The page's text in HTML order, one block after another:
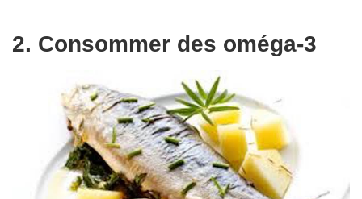
2. Consommer des oméga-3